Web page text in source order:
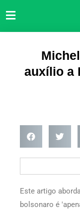
para
auxílio a
Este artigo
bolsonaro é